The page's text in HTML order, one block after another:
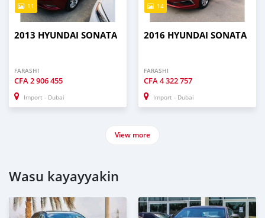
11
2013 HYUNDAI SONATA
FARASHI
CFA 2 906 455
Import - Dubai
14
2016 HYUNDAI SONATA
FARASHI
CFA 4 322 757
Import - Dubai
View more
Wasu kayayyakin